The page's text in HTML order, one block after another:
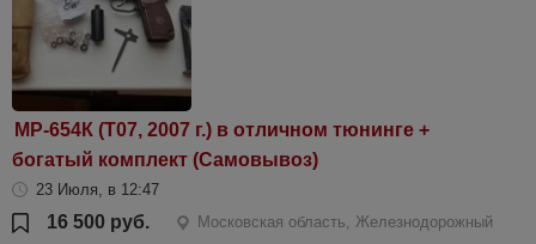
МР-654К (Т07, 2007 г.) в отличном тюнинге +
богатый комплект (Самовывоз)
23 Июля, в 12:47
16 500 руб.
Московская область, Железнодорожный